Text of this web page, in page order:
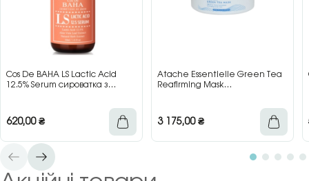
Cos De BAHA LS Lactic Acid
12.5% Serum сироватка з
620,00₴
Atache Essentielle Green Tea
Reafirming Mask
3 175,00₴